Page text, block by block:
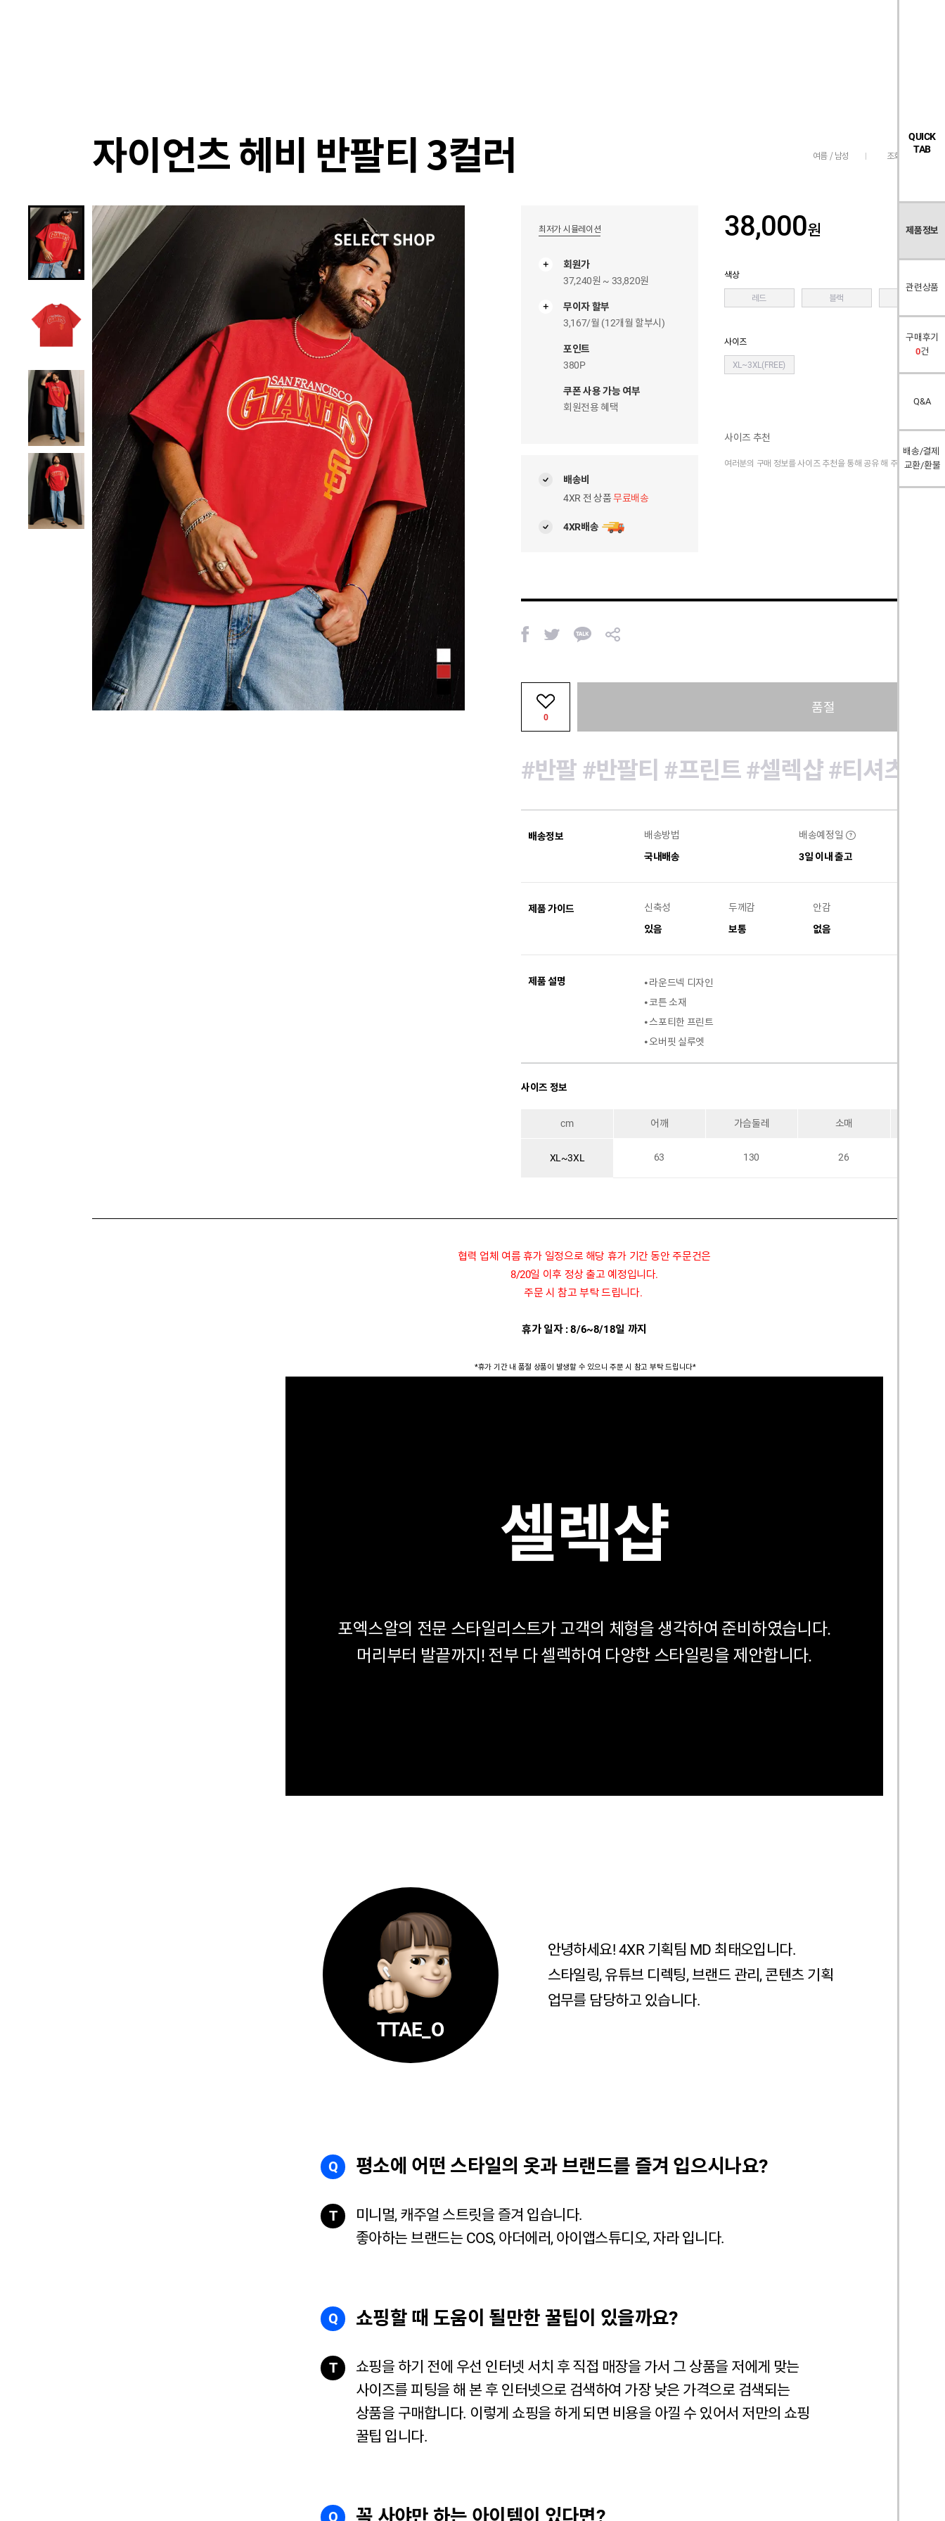
QUICK
TAB
제품정보
관련상품
구매후기
0건
Q&A
배송/결제
교환/환불
자이언츠 헤비 반팔티 3컬러 여름 / 남성 조회수 257
최저가 시뮬레이션
회원가
37,240원 ~ 33,820원
무
무이자 할부
3,167/월 (12개월 할부시)
포인트
380P
쿠폰 사용 가능 여부
회원전용 혜택
배송비
4XR 전 상품무료배송
4XR배송
38,000원
색상
레드 블랙
사이즈
XL~3XL(FREE)
사이즈 추천
여러분의 구매 정보를 사이즈 추천을 통해 공유 해 주세요.
페
이
트
위
카
카
공
유
품절
0
#반팔 #반팔티 #프린트 #셀렉샵 #티셔츠
배송정보
배송방법
국내배송
배송예정일 ?
3일 이내 출고
제품 가이드
신축성
있음
두께감
보통
안감
없음
제품 설명
⦁ 라운드넥 디자인
⦁ 코튼 소재
⦁ 스포티한 프린트
⦁ 오버핏 실루엣
사이즈 정보
cm 어깨 가슴둘레 소매
XL~3XL 63 130 26
협력 업체 여름 휴가 일정으로 해당 휴가 기간 동안 주문건은
8/20일 이후 정상 출고 예정입니다.
주문 시 참고 부탁 드립니다.
휴가 일자 : 8/6~8/18일 까지
*휴가 기간 내 품절 상품이 발생할 수 있으니 주문 시 참고 부탁 드립니다*
셀렉샵
포엑스알의 전문 스타일리스트가 고객의 체형을 생각하여 준비하였습니다.
머리부터 발끝까지! 전부 다 셀렉하여 다양한 스타일링을 제안합니다.
TTAE_O
안녕하세요! 4XR 기획팀 MD 최태오입니다.
스타일링, 유튜브 디렉팅, 브랜드 관리, 콘텐츠 기획
업무를 담당하고 있습니다.
Q 평소에 어떤 스타일의 옷과 브랜드를 즐겨 입으시나요?
T
미니멀, 캐주얼 스트릿을 즐겨 입습니다.
좋아하는 브랜드는 COS, 아더에러, 아이앱스튜디오, 자라 입니다.
Q 쇼핑할 때 도움이 될만한 꿀팁이 있을까요?
T
쇼핑을 하기 전에 우선 인터넷 서치 후 직접 매장을 가서 그 상품을 저에게 맞는
사이즈를 피팅을 해 본 후 인터넷으로 검색하여 가장 낮은 가격으로 검색되는
상품을 구매합니다. 이렇게 쇼핑을 하게 되면 비용을 아낄 수 있어서 저만의 쇼핑
꿀팁 입니다.
Q